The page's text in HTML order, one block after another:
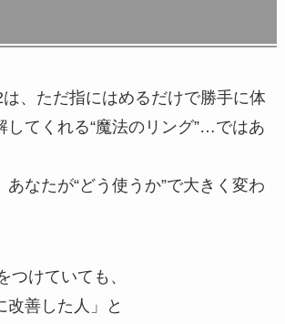
、ただ指にはめるだけで勝手に体
してくれる“魔法のリング”…ではあ
あなたが“どう使うか”で大きく変わ
つけていても、
改善した人」と